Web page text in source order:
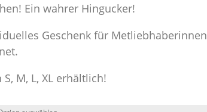
Ein wahrer Hingucker!
Geschenk für Metliebhaberinnen
M, L, XL erhältlich!